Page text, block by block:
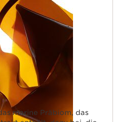
marine Präbiom, das